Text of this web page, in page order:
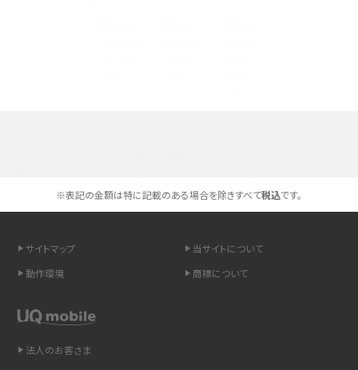
LINEの通知がこない時の原因と対処法9選！設定の確認手順も解説
非通知設定とは？184で電話をかける方法やiPhone・Androidの設定を解説
iCloudの使用容量を減らす9つの方法！使用状況の確認手順も紹介
※表記の金額は特に記載のある場合を除きすべて税込です。
サイトマップ
当サイトについて
動作環境
商標について
法人のお客さま